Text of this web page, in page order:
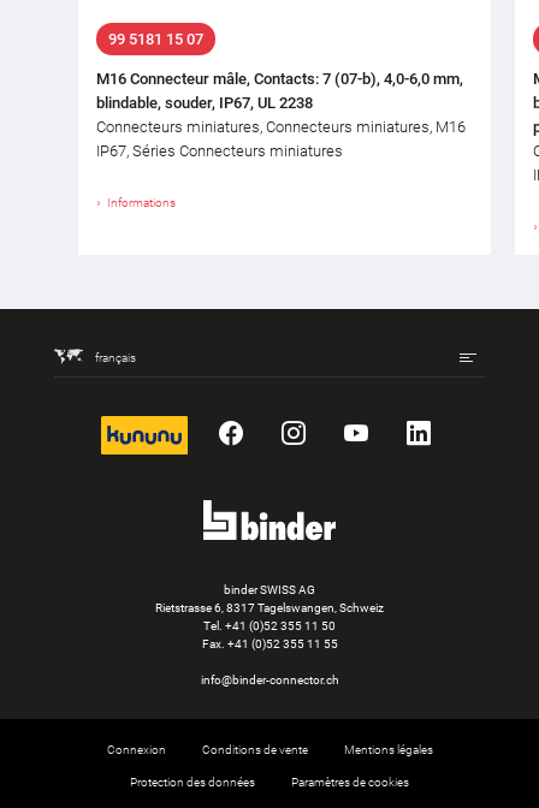
99 5181 15 07
M16 Connecteur mâle, Contacts: 7 (07-b), 4,0-6,0 mm,
blindable, souder, IP67, UL 2238
Connecteurs miniatures, Connecteurs miniatures, M16
IP67, Séries Connecteurs miniatures
Informations
français
kununu FacebookInstagram
YouTubeLinkedIn
binder SWISS AG
Rietstrasse 6, 8317 Tagelswangen, Schweiz
Tel. +41 (0)52 355 11 50
Fax. +41 (0)52 355 11 55
info@binder-connector.ch
Connexion Conditions de vente Mentions légales
Protection des données Paramètres de cookies